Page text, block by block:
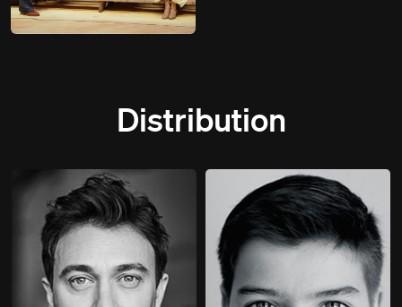
Distribution